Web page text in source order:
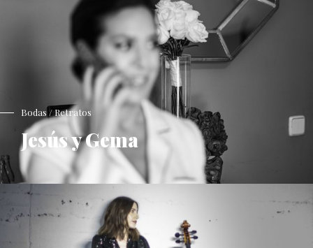
Bodas / Retratos
Jesús y Gema